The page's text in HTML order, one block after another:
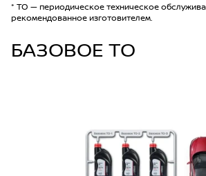
* ТО — периодическое техническое
рекомендованное изготовителем.
БАЗОВОЕ ТО